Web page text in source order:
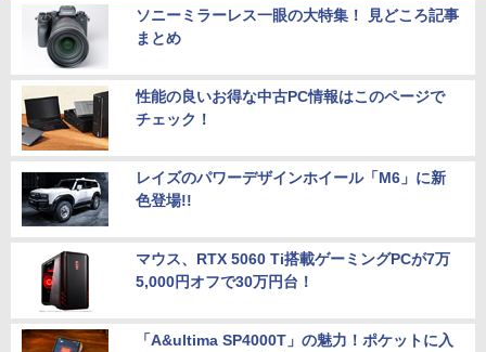
ソニーミラーレス一眼の大特集！ 見どころ記事
まとめ
性能の良いお得な中古PC情報はこのページで
チェック！
レイズのパワーデザインホイール「M6」に新
色登場!!
マウス、RTX 5060 Ti搭載ゲーミングPCが7万
5,000円オフで30万円台！
「A&ultima SP4000T」の魅力！ポケットに入